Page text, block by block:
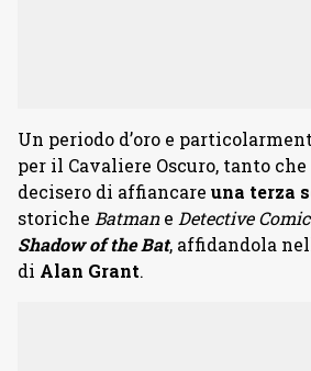
Un periodo d’oro e
per il Cavaliere Oscuro, tanto
decisero di affiancare una terza
storiche Batmane Detective
Shadow of the Bat, affidandola
di Alan Grant.